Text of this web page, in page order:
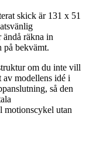
skick är 131 x 51
räkna in
på bekvämt.
om du inte vill
av modellens idé i
så den
motionscykel utan